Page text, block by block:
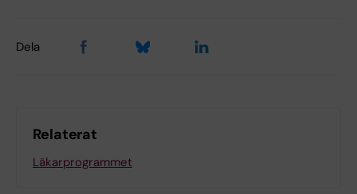
Dela
Relaterat
Läkarprogrammet